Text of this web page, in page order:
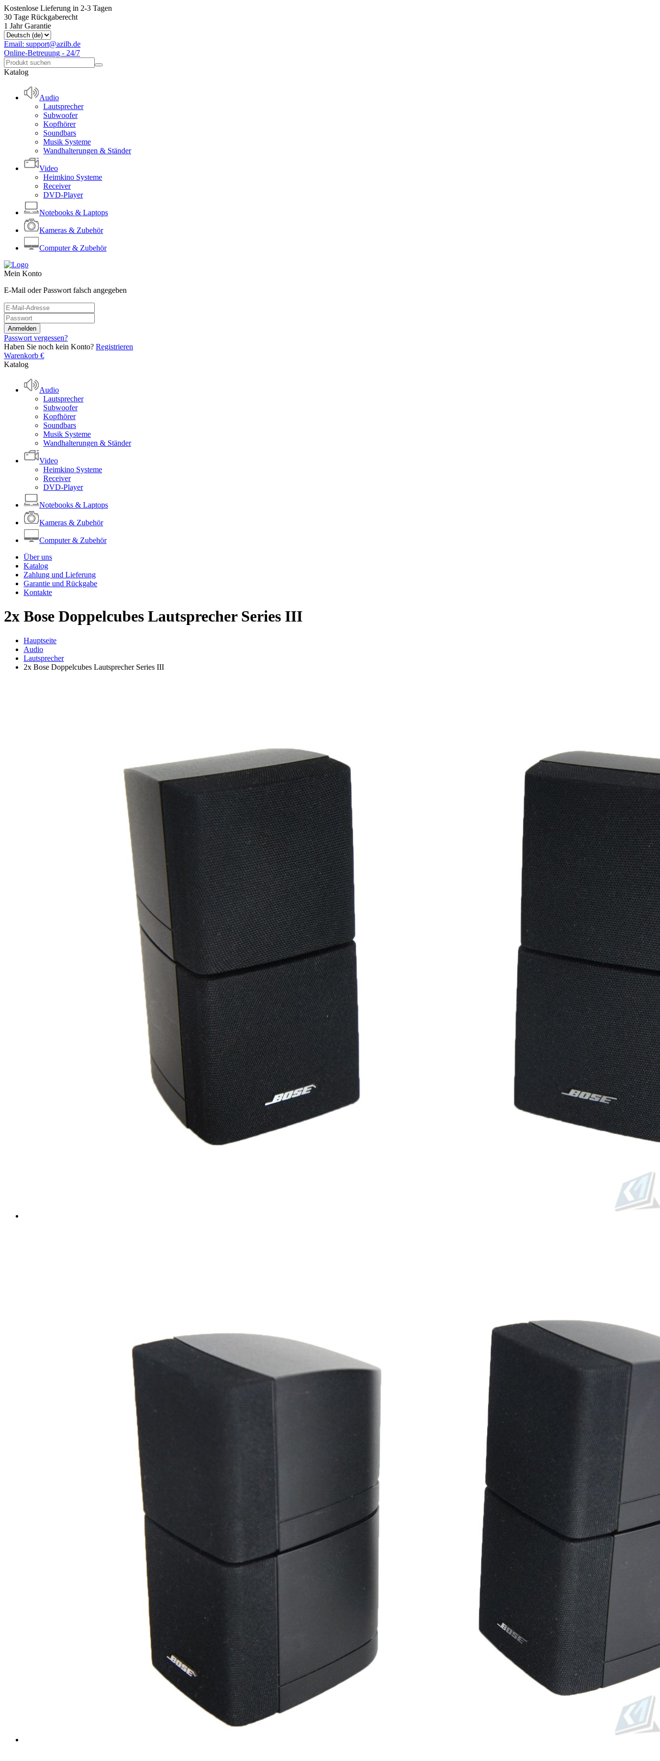
Kostenlose Lieferung in 2-3 Tagen
30 Tage Rückgaberecht
1 Jahr Garantie
Email: support@azilb.de
Online-Betreuung - 24/7
Katalog
Audio
Lautsprecher
Subwoofer
Kopfhörer
Soundbars
Musik Systeme
Wandhalterungen & Ständer
Video
Heimkino Systeme
Receiver
DVD-Player
Notebooks & Laptops
Kameras & Zubehör
Computer & Zubehör
Mein Konto
E-Mail oder Passwort falsch angegeben
Passwort vergessen?
Haben Sie noch kein Konto? Registrieren
Warenkorb €
Katalog
Audio
Lautsprecher
Subwoofer
Kopfhörer
Soundbars
Musik Systeme
Wandhalterungen & Ständer
Video
Heimkino Systeme
Receiver
DVD-Player
Notebooks & Laptops
Kameras & Zubehör
Computer & Zubehör
Über uns
Katalog
Zahlung und Lieferung
Garantie und Rückgabe
Kontakte
2x Bose Doppelcubes Lautsprecher Series III
Hauptseite
Audio
Lautsprecher
2x Bose Doppelcubes Lautsprecher Series III